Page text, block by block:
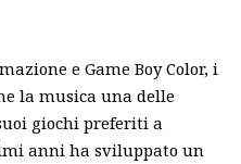
e Game Boy Color, i
la musica una delle
giochi preferiti a
anni ha sviluppato un